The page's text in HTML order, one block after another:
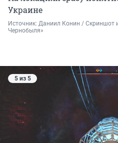
недоступен в нашей
отлично работает и дает
2 без покупки самой
Украине
Источник: Даниил Конин / Скриншот
Чернобыля»
5 из 5